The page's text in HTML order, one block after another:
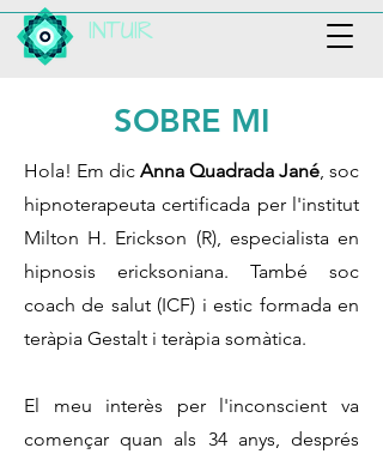
INTUIR
SOBRE MI
Hola! Em dic Anna Quadrada Jané, soc
hipnoterapeuta certificada per l'institut
Milton H. Erickson (R), especialista en
hipnosis ericksoniana. També soc
coach de salut (ICF) i estic formada en
teràpia Gestalt i teràpia somàtica.
​El meu interès per l'inconscient va
començar quan als 34 anys, després